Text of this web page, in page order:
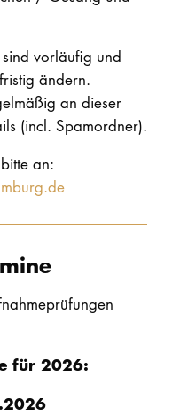
vorläufig und
ändern.
an dieser
(incl. Spamordner).
an:
für 2026: